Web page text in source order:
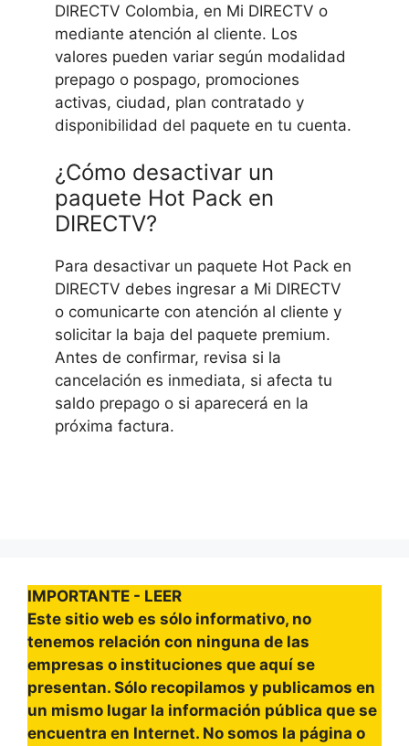
DIRECTV Colombia, en Mi DIRECTV o
mediante atención al cliente. Los
valores pueden variar según modalidad
prepago o pospago, promociones
activas, ciudad, plan contratado y
disponibilidad del paquete en tu cuenta.
¿Cómo desactivar un
paquete Hot Pack en
DIRECTV?
Para desactivar un paquete Hot Pack en
DIRECTV debes ingresar a Mi DIRECTV
o comunicarte con atención al cliente y
solicitar la baja del paquete premium.
Antes de confirmar, revisa si la
cancelación es inmediata, si afecta tu
saldo prepago o si aparecerá en la
próxima factura.
IMPORTANTE - LEER
Este sitio web es sólo informativo, no
tenemos relación con ninguna de las
empresas o instituciones que aquí se
presentan. Sólo recopilamos y publicamos en
un mismo lugar la información pública que se
encuentra en Internet. No somos la página o